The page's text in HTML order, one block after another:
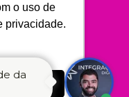
o uso de
privacidade.
da